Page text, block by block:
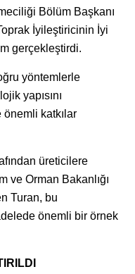
Bölüm Başkanı
İyileştiricinin İyi
gerçekleştirdi.
yöntemlerle
yapısını
katkılar
üreticilere
ve Orman Bakanlığı
Turan, bu
önemli bir örnek